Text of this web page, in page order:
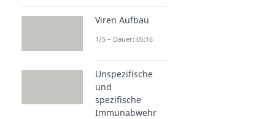
Viren Aufbau
1/5 – Dauer: 05:16
Unspezifische
und
spezifische
Immunabwehr